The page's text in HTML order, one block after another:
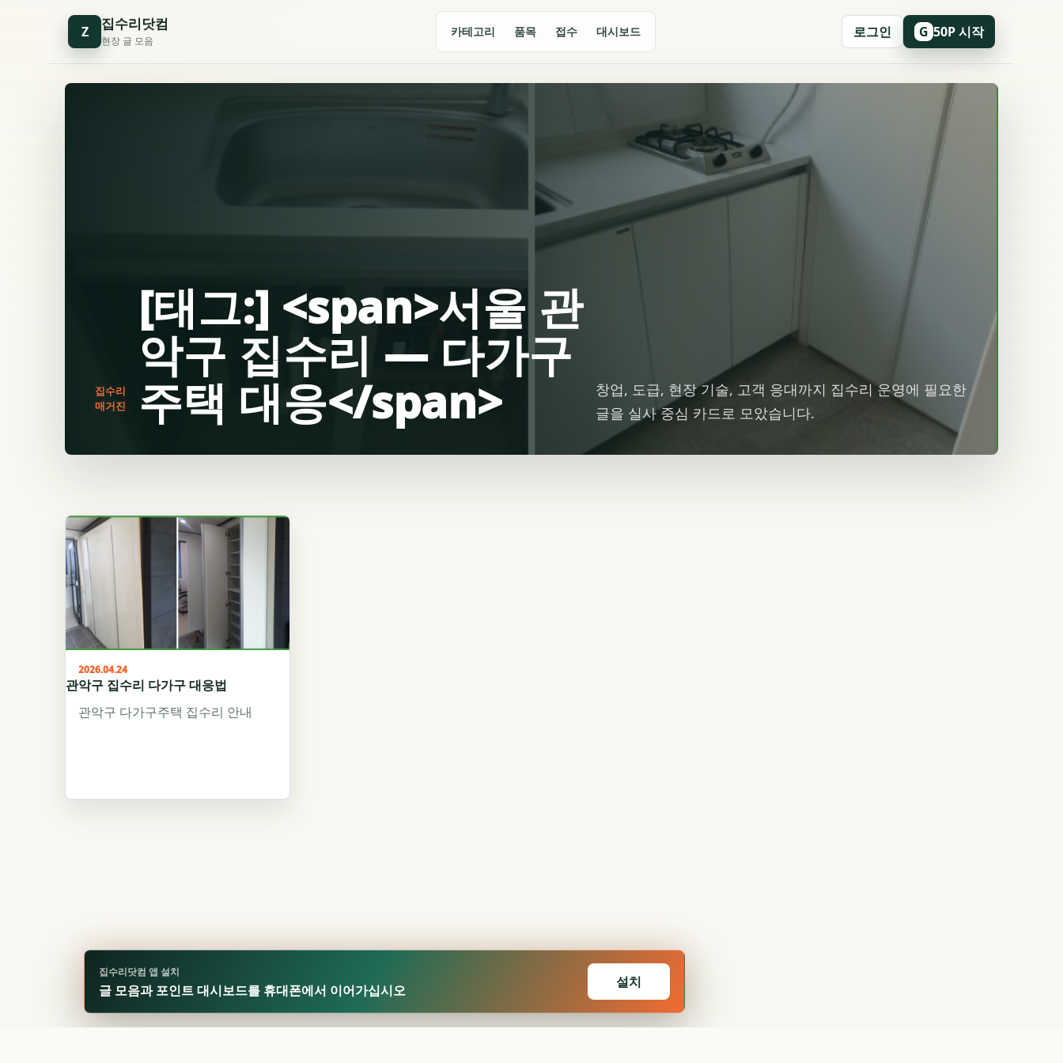
Z 집수리닷컴
현장 글 모음
카테고리 품목 접수 대시보드 로그인 G 50P 시작
집수리
매거진
[태그:] <span>서울 관
악구 집수리 — 다가구
주택 대응</span>
창업, 도급, 현장 기술, 고객 응대까지 집수리 운영에 필요한
글을 실사 중심 카드로 모았습니다.
2026.04.24
관악구 집수리 다가구 대응법
관악구 다가구주택 집수리 안내
집수리닷컴 앱 설치
글 모음과 포인트 대시보드를 휴대폰에서 이어가십시오 설치